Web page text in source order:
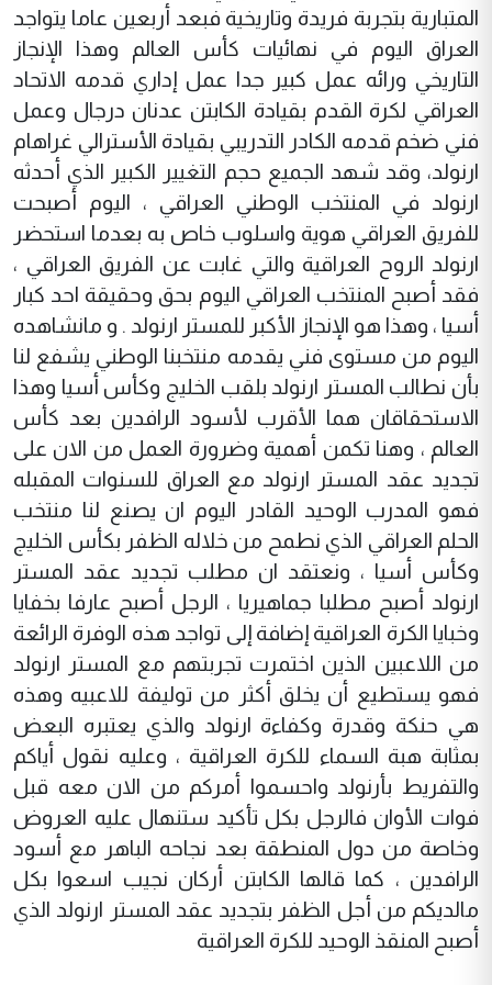
المتبارية بتجربة فريدة وتاريخية فبعد أربعين عاما يتواجد
العراق اليوم في نهائيات كأس العالم وهذا الإنجاز
التاريخي ورائه عمل كبير جدا عمل إداري قدمه الاتحاد
العراقي لكرة القدم بقيادة الكابتن عدنان درجال وعمل
فني ضخم قدمه الكادر التدريبي بقيادة الأسترالي غراهام
ارنولد، وقد شهد الجميع حجم التغيير الكبير الذي أحدثه
ارنولد في المنتخب الوطني العراقي ، اليوم أصبحت
للفريق العراقي هوية واسلوب خاص به بعدما استحضر
ارنولد الروح العراقية والتي غابت عن الفريق العراقي ،
فقد أصبح المنتخب العراقي اليوم بحق وحقيقة احد كبار
أسيا ، وهذا هو الإنجاز الأكبر للمستر ارنولد . و مانشاهده
اليوم من مستوى فني يقدمه منتخبنا الوطني يشفع لنا
بأن نطالب المستر ارنولد بلقب الخليج وكأس أسيا وهذا
الاستحقاقان هما الأقرب لأسود الرافدين بعد كأس
العالم ، وهنا تكمن أهمية وضرورة العمل من الان على
تجديد عقد المستر ارنولد مع العراق للسنوات المقبله
فهو المدرب الوحيد القادر اليوم ان يصنع لنا منتخب
الحلم العراقي الذي نطمح من خلاله الظفر بكأس الخليج
وكأس أسيا ، ونعتقد ان مطلب تجديد عقد المستر
ارنولد أصبح مطلبا جماهيريا ، الرجل أصبح عارفا بخفايا
وخبايا الكرة العراقية إضافة إلى تواجد هذه الوفرة الرائعة
من اللاعبين الذين اختمرت تجربتهم مع المستر ارنولد
فهو يستطيع أن يخلق أكثر من توليفة للاعبيه وهذه
هي حنكة وقدرة وكفاءة ارنولد والذي يعتبره البعض
بمثابة هبة السماء للكرة العراقية ، وعليه نقول أياكم
والتفريط بأرنولد واحسموا أمركم من الان معه قبل
فوات الأوان فالرجل بكل تأكيد ستنهال عليه العروض
وخاصة من دول المنطقة بعد نجاحه الباهر مع أسود
الرافدين ، كما قالها الكابتن أركان نجيب اسعوا بكل
مالديكم من أجل الظفر بتجديد عقد المستر ارنولد الذي
أصبح المنقذ الوحيد للكرة العراقية